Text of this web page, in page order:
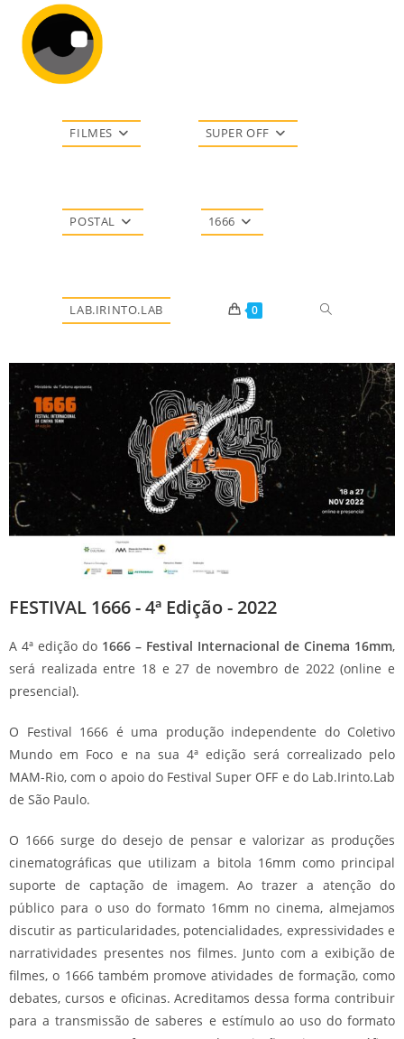
FILMES SUPER OFF
POSTAL 1666
LAB.IRINTO.LAB 0
FESTIVAL 1666 - 4ª Edição - 2022
A 4ª edição do 1666 – Festival Internacional de Cinema 16mm,
será realizada entre 18 e 27 de novembro de 2022 (online e
presencial).
O Festival 1666 é uma produção independente do Coletivo
Mundo em Foco e na sua 4ª edição será correalizado pelo
MAM-Rio, com o apoio do Festival Super OFF e do Lab.Irinto.Lab
de São Paulo.
O 1666 surge do desejo de pensar e valorizar as produções
cinematográficas que utilizam a bitola 16mm como principal
suporte de captação de imagem. Ao trazer a atenção do
público para o uso do formato 16mm no cinema, almejamos
discutir as particularidades, potencialidades, expressividades e
narratividades presentes nos filmes. Junto com a exibição de
filmes, o 1666 também promove atividades de formação, como
debates, cursos e oficinas. Acreditamos dessa forma contribuir
para a transmissão de saberes e estímulo ao uso do formato